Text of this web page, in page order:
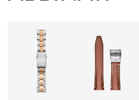
DIMENSIONI
Ø 25.60 mm, 11 1/2’’’
AVVOLGIMENTO